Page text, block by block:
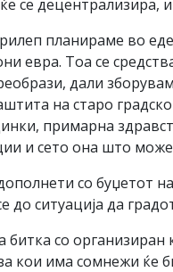
се децентрализира,
планираме во
евра. Тоа се
дали
на старо
примарна
и сето она што
со буџетот
до ситуација да
битка со
кои има сомнежи ќе